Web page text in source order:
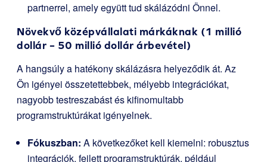
partnerrel, amely együtt tud skálázódni Önnel.
Növekvő középvállalati márkáknak (1 millió
dollár – 50 millió dollár árbevétel)
A hangsúly a hatékony skálázásra helyeződik át. Az
Ön igényei összetettebbek, mélyebb integrációkat,
nagyobb testreszabást és kifinomultabb
programstruktúrákat igényelnek.
Fókuszban: A következőket kell kiemelni: robusztus
integrációk, fejlett programstruktúrák, például